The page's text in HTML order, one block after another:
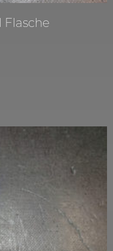
Flasche